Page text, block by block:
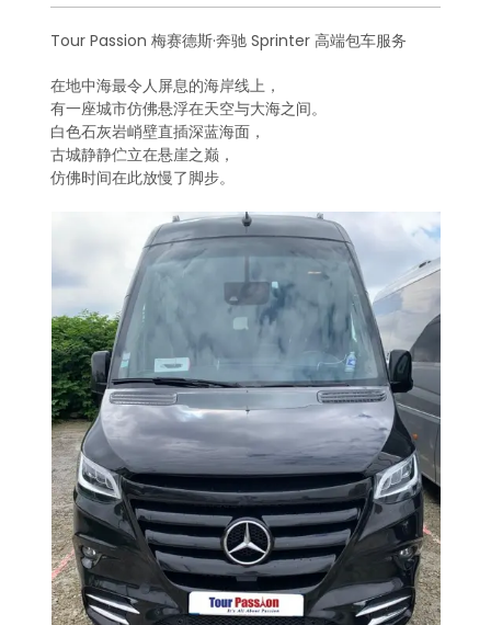
Tour Passion 梅赛德斯·奔驰 Sprinter 高端包车服务
在地中海最令人屏息的海岸线上，
有一座城市仿佛悬浮在天空与大海之间。
白色石灰岩峭壁直插深蓝海面，
古城静静伫立在悬崖之巅，
仿佛时间在此放慢了脚步。